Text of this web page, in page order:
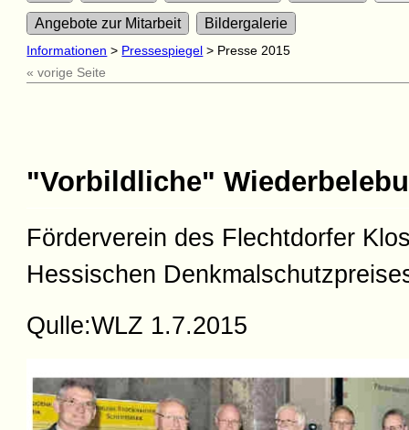
Angebote zur Mitarbeit Bildergalerie
Informationen > Pressespiegel > Presse 2015
« vorige Seite
"Vorbildliche"
Förderverein des Flechtdorfer
Hessischen
Qulle:WLZ 1.7.2015